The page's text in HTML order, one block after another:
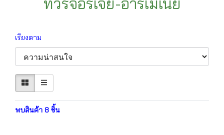
เรียงตาม
พบสินค้า 8 ชิ้น